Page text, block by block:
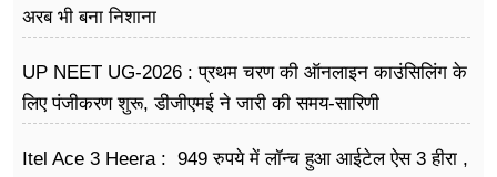
अरब भी बना निशाना
UP NEET UG-2026 : प्रथम चरण की ऑनलाइन काउंसिलिंग के
लिए पंजीकरण शुरू, डीजीएमई ने जारी की समय-सारिणी
Itel Ace 3 Heera : 949 रुपये में लॉन्च हुआ आईटेल ऐस 3 हीरा ,